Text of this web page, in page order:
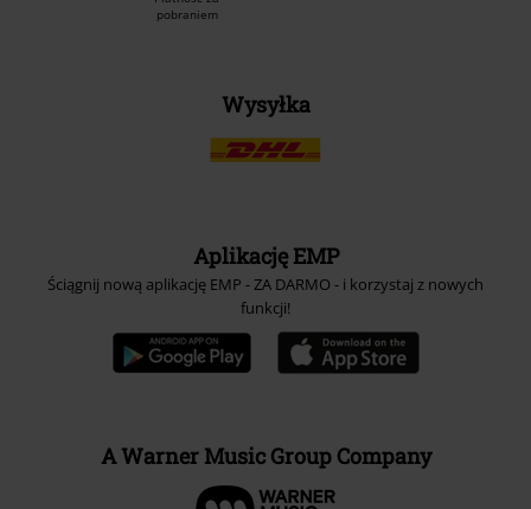
pobraniem
Wysyłka
Aplikację EMP
Ściągnij nową aplikację EMP - ZA DARMO - i korzystaj z nowych
funkcji!
A Warner Music Group Company